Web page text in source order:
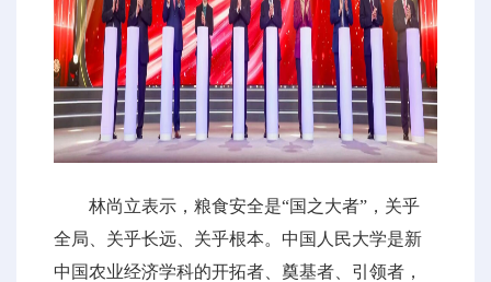
林尚立表示，粮食安全是“国之大者”，关乎
全局、关乎长远、关乎根本。中国人民大学是新
中国农业经济学科的开拓者、奠基者、引领者，